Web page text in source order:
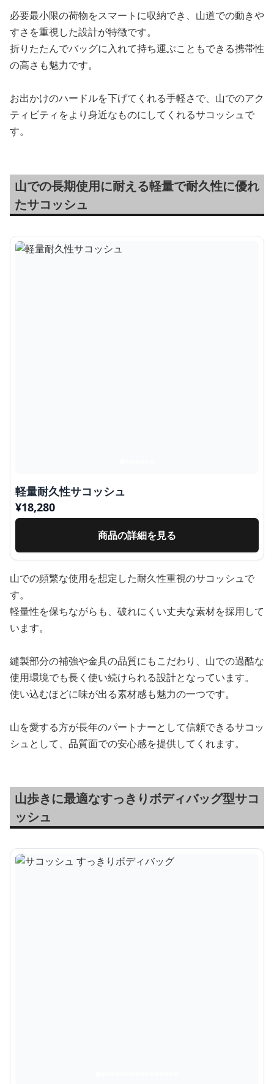
必要最小限の荷物をスマートに収納でき、山道での動きや
すさを重視した設計が特徴です。
折りたたんでバッグに入れて持ち運ぶこともできる携帯性
の高さも魅力です。
お出かけのハードルを下げてくれる手軽さで、山でのアク
ティビティをより身近なものにしてくれるサコッシュで
す。
山での長期使用に耐える軽量で耐久性に優れ
たサコッシュ
軽量耐久性サコッシュ
¥18,280
商品の詳細を見る
山での頻繁な使用を想定した耐久性重視のサコッシュで
す。
軽量性を保ちながらも、破れにくい丈夫な素材を採用して
います。
縫製部分の補強や金具の品質にもこだわり、山での過酷な
使用環境でも長く使い続けられる設計となっています。
使い込むほどに味が出る素材感も魅力の一つです。
山を愛する方が長年のパートナーとして信頼できるサコッ
シュとして、品質面での安心感を提供してくれます。
山歩きに最適なすっきりボディバッグ型サコ
ッシュ